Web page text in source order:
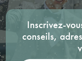
Inscrivez-
conseils,